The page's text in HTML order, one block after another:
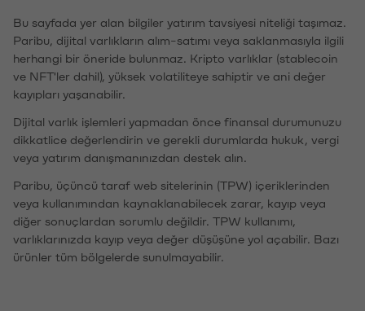
Bu sayfada yer alan bilgiler yatırım tavsiyesi niteliği taşımaz.
Paribu, dijital varlıkların alım-satımı veya saklanmasıyla ilgili
herhangi bir öneride bulunmaz. Kripto varlıklar (stablecoin
ve NFT'ler dahil), yüksek volatiliteye sahiptir ve ani değer
kayıpları yaşanabilir.
Dijital varlık işlemleri yapmadan önce finansal durumunuzu
dikkatlice değerlendirin ve gerekli durumlarda hukuk, vergi
veya yatırım danışmanınızdan destek alın.
Paribu, üçüncü taraf web sitelerinin (TPW) içeriklerinden
veya kullanımından kaynaklanabilecek zarar, kayıp veya
diğer sonuçlardan sorumlu değildir. TPW kullanımı,
varlıklarınızda kayıp veya değer düşüşüne yol açabilir. Bazı
ürünler tüm bölgelerde sunulmayabilir.